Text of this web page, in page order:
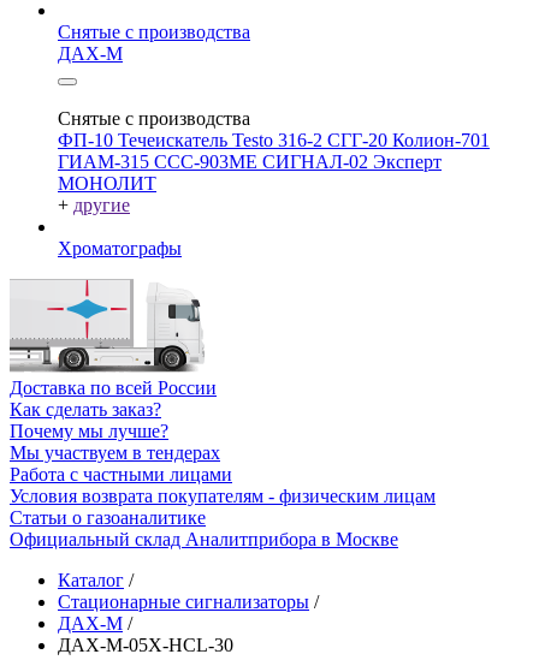
Снятые с производства
ДАХ-М
Снятые с производства
ФП-10 Течеискатель Testo 316-2 СГГ-20 Колион-701
ГИАМ-315 ССС-903МЕ СИГНАЛ-02 Эксперт
МОНОЛИТ
+ другие
Хроматографы
Доставка по всей России
Как сделать заказ?
Почему мы лучше?
Мы участвуем в тендерах
Работа с частными лицами
Условия возврата покупателям - физическим лицам
Статьи о газоаналитике
Официальный склад Аналитприбора в Москве
Каталог /
Стационарные сигнализаторы /
ДАХ-М /
ДАХ-М-05Х-HCL-30